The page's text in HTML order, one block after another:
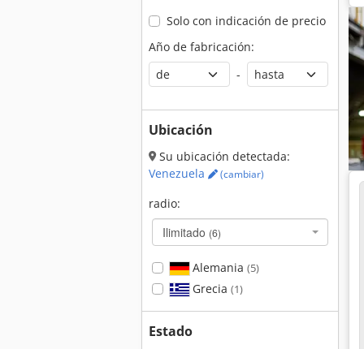
Solo con indicación de precio
Año de fabricación:
-
Ubicación
Su ubicación detectada:
Venezuela
(cambiar)
radio:
Ilimitado (6)
Alemania (5)
Grecia (1)
Estado